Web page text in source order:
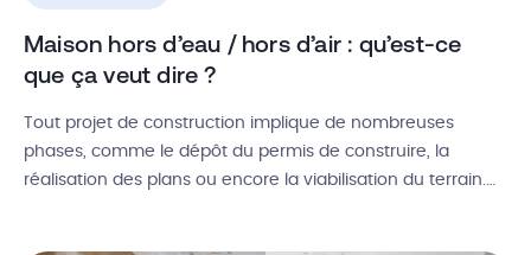
Maison hors d’eau / hors d’air : qu’est-ce
que ça veut dire ?
Tout projet de construction implique de nombreuses
phases, comme le dépôt du permis de construire, la
réalisation des plans ou encore la viabilisation du terrain.